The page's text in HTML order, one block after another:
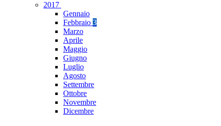
2017
Gennaio
Febbraio 3
Marzo
Aprile
Maggio
Giugno
Luglio
Agosto
Settembre
Ottobre
Novembre
Dicembre